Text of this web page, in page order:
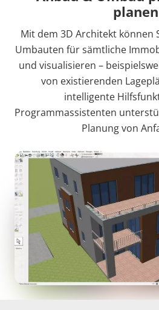
planen
Mit dem 3D Architekt können
Umbauten für sämtliche
und visualisieren –
von existierenden
intelligente
Programmassistenten
Planung von